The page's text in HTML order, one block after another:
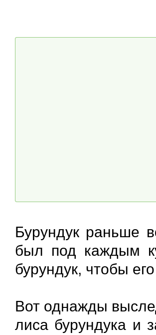
Бурундук раньше
был под каждым
бурундук, чтобы
Вот однажды
лиса бурундука и